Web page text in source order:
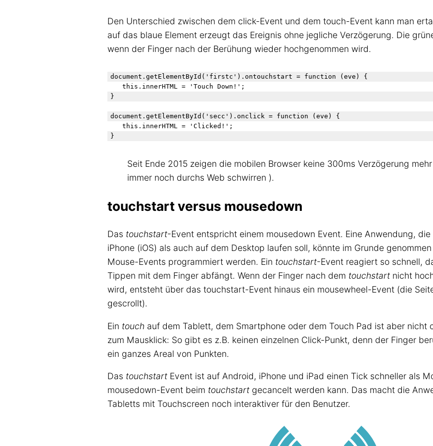
Den Unterschied zwischen dem click-Event und dem touch-Event kann man
auf das blaue Element erzeugt das Ereignis ohne jegliche Verzögerung. Die
wenn der Finger nach der Berühung wieder hochgenommen wird.
document.getElementById('firstc').ontouchstart = function (eve) {
   this.innerHTML = 'Touch Down!';
}
document.getElementById('secc').onclick = function (eve) {
   this.innerHTML = 'Clicked!';
Seit Ende 2015 zeigen die mobilen Browser keine 300ms Verzögerung
immer noch durchs Web schwirren ).
touchstart versus mousedown
Das touchstart-Event entspricht einem mousedown Event. Eine Anwendung,
iPhone (iOS) als auch auf dem Desktop laufen soll, könnte im Grunde
Mouse-Events programmiert werden. Ein touchstart-Event reagiert so schnell,
Tippen mit dem Finger abfängt. Wenn der Finger nach dem touchstart nicht
wird, entsteht über das touchstart-Event hinaus ein mousewheel-Event (die
gescrollt).
Ein touch auf dem Tablett, dem Smartphone oder dem Touch Pad ist aber nicht
zum Mausklick: So gibt es z.B. keinen einzelnen Click-Punkt, denn der Finger
ein ganzes Areal von Punkten.
Das touchstart Event ist auf Android, iPhone und iPad einen Tick schneller als
mousedown-Event beim touchstart gecancelt werden kann. Das macht die
Tabletts mit Touchscreen noch interaktiver für den Benutzer.